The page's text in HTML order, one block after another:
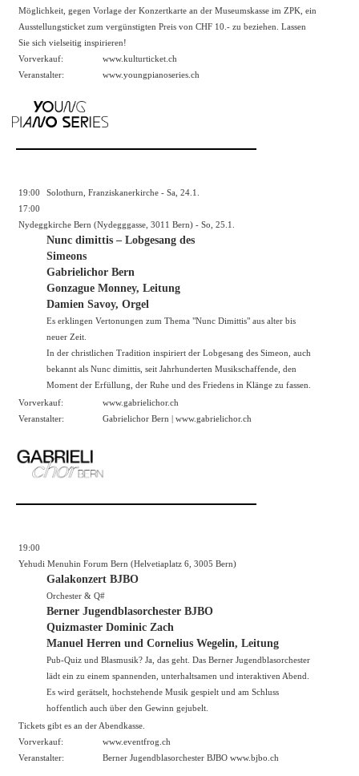
Möglichkeit, gegen Vorlage der Konzertkarte an der Museumskasse im ZPK, ein
Ausstellungsticket zum vergünstigten Preis von CHF 10.- zu beziehen. Lassen
Sie sich vielseitig inspirieren!
Vorverkauf:
www.kulturticket.ch
Veranstalter:
www.youngpianoseries.ch
19:00
Solothurn, Franziskanerkirche - Sa, 24.1.
17:00
Nydeggkirche Bern (Nydegggasse, 3011 Bern) - So, 25.1.
Nunc dimittis – Lobgesang des
Simeons
Gabrielichor Bern
Gonzague Monney, Leitung
Damien Savoy, Orgel
Es erklingen Vertonungen zum Thema "Nunc Dimittis" aus alter bis
neuer Zeit.
In der christlichen Tradition inspiriert der Lobgesang des Simeon, auch
bekannt als Nunc dimittis, seit Jahrhunderten Musikschaffende, den
Moment der Erfüllung, der Ruhe und des Friedens in Klänge zu fassen.
Vorverkauf:
www.gabrielichor.ch
Veranstalter:
Gabrielichor Bern | www.gabrielichor.ch
19:00
Yehudi Menuhin Forum Bern (Helvetiaplatz 6, 3005 Bern)
Galakonzert BJBO
Orchester & Q#
Berner Jugendblasorchester BJBO
Quizmaster Dominic Zach
Manuel Herren und Cornelius Wegelin, Leitung
Pub-Quiz und Blasmusik? Ja, das geht. Das Berner Jugendblasorchester
lädt ein zu einem spannenden, unterhaltsamen und interaktiven Abend.
Es wird gerätselt, hochstehende Musik gespielt und am Schluss
hoffentlich auch über den Gewinn gejubelt.
Tickets gibt es an der Abendkasse.
Vorverkauf:
www.eventfrog.ch
Veranstalter:
Berner Jugendblasorchester BJBO www.bjbo.ch